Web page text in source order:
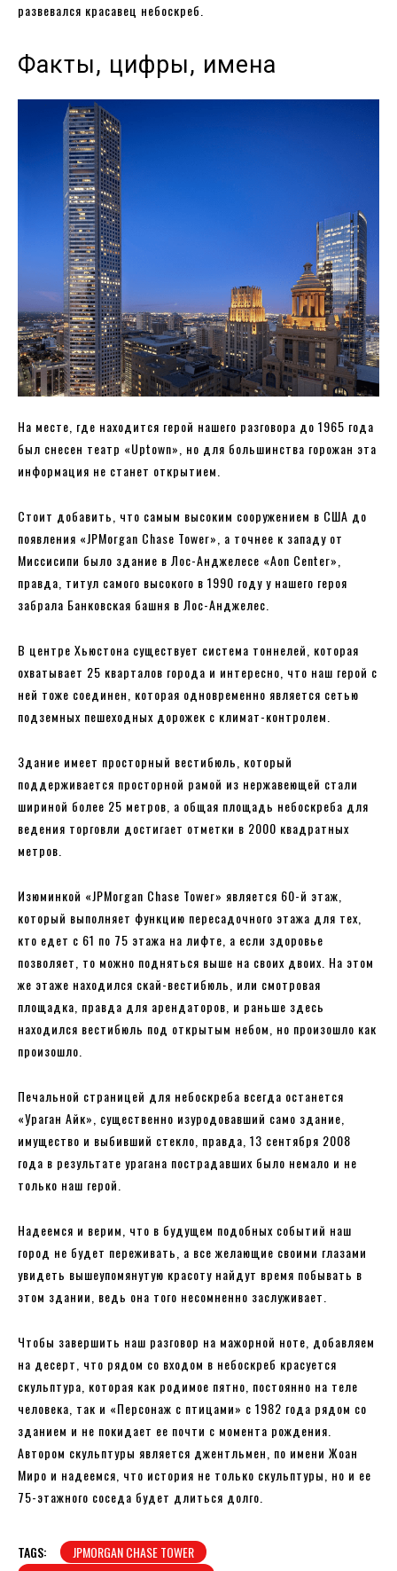
развевался красавец небоскреб.
Факты, цифры, имена
На месте, где находится герой нашего разговора до 1965 года
был снесен театр «Uptown», но для большинства горожан эта
информация не станет открытием.
Стоит добавить, что самым высоким сооружением в США до
появления «JPMorgan Chase Tower», а точнее к западу от
Миссисипи было здание в Лос-Анджелесе «Aon Center»,
правда, титул самого высокого в 1990 году у нашего героя
забрала Банковская башня в Лос-Анджелес.
В центре Хьюстона существует система тоннелей, которая
охватывает 25 кварталов города и интересно, что наш герой с
ней тоже соединен, которая одновременно является сетью
подземных пешеходных дорожек с климат-контролем.
Здание имеет просторный вестибюль, который
поддерживается просторной рамой из нержавеющей стали
шириной более 25 метров, а общая площадь небоскреба для
ведения торговли достигает отметки в 2000 квадратных
метров.
Изюминкой «JPMorgan Chase Tower» является 60-й этаж,
который выполняет функцию пересадочного этажа для тех,
кто едет с 61 по 75 этажа на лифте, а если здоровье
позволяет, то можно подняться выше на своих двоих. На этом
же этаже находился скай-вестибюль, или смотровая
площадка, правда для арендаторов, и раньше здесь
находился вестибюль под открытым небом, но произошло как
произошло.
Печальной страницей для небоскреба всегда останется
«Ураган Айк», существенно изуродовавший само здание,
имущество и выбивший стекло, правда, 13 сентября 2008
года в результате урагана пострадавших было немало и не
только наш герой.
Надеемся и верим, что в будущем подобных событий наш
город не будет переживать, а все желающие своими глазами
увидеть вышеупомянутую красоту найдут время побывать в
этом здании, ведь она того несомненно заслуживает.
Чтобы завершить наш разговор на мажорной ноте, добавляем
на десерт, что рядом со входом в небоскреб красуется
скульптура, которая как родимое пятно, постоянно на теле
человека, так и «Персонаж с птицами» с 1982 года рядом со
зданием и не покидает ее почти с момента рождения.
Автором скульптуры является джентльмен, по имени Жоан
Миро и надеемся, что история не только скульптуры, но и ее
75-этажного соседа будет длиться долго.
TAGS:
JPMORGAN CHASE TOWER